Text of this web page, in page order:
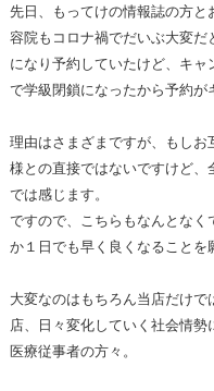
先日、もってけの情報誌の方
容院もコロナ禍でだいぶ大変
になり予約していたけど、キ
で学級閉鎖になったから予約が
理由はさまざまですが、もし
様との直接ではないですけど
では感じます。
ですので、こちらもなんとな
か１日でも早く良くなることを
大変なのはもちろん当店だけ
店、日々変化していく社会情
医療従事者の方々。